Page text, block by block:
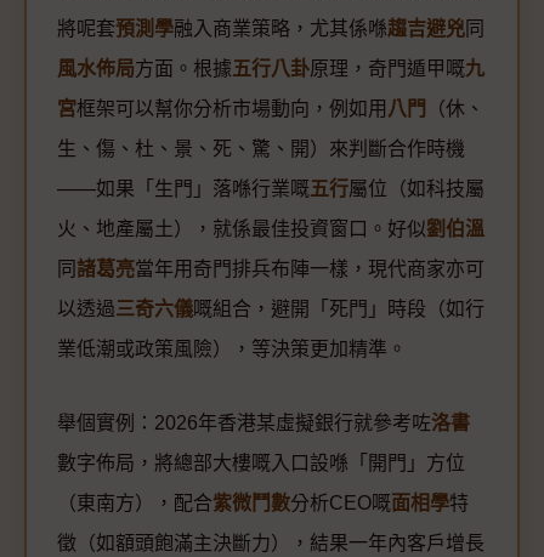
將呢套預測學融入商業策略，尤其係喺趨吉避兇 同
風水佈局方面。根據五行八卦原理，奇門遁甲嘅九
宮框架可以幫你分析市場動向，例如用 八門
（休、
生、傷、杜、景、死、驚、開）來判斷合作時機
——如果「生門」落喺行業嘅五行屬位（如科技屬
火、地產屬土），就係最佳投資窗口。好似劉伯溫
同 諸葛亮當年用奇門排兵布陣一樣，現代商家亦可
以透過三奇六儀嘅組合，避開「死門」時段（如行
業低潮或政策風險），等決策更加精準。
舉個實例：2026年香港某虛擬銀行就參考咗洛書
數字佈局，將總部大樓嘅入口設喺「開門」方位
（東南方），配合紫微鬥數分析CEO嘅面相學特
徵（如額頭飽滿主決斷力），結果一年內客戶增長